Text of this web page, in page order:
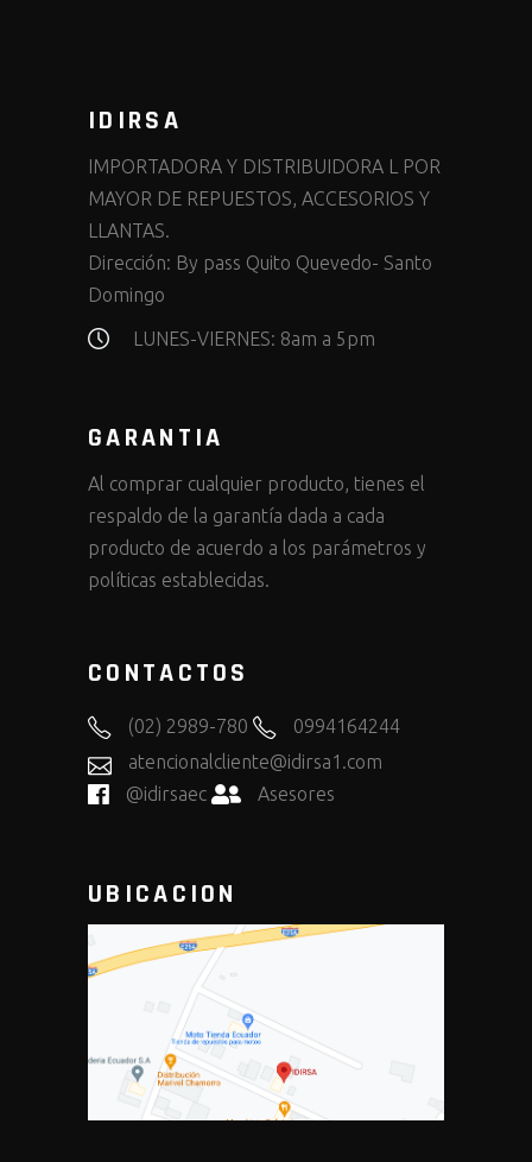
IDIRSA
IMPORTADORA Y DISTRIBUIDORA L POR
MAYOR DE REPUESTOS, ACCESORIOS Y
LLANTAS.
Dirección: By pass Quito Quevedo- Santo
Domingo
LUNES-VIERNES: 8am a 5pm
GARANTIA
Al comprar cualquier producto, tienes el
respaldo de la garantía dada a cada
producto de acuerdo a los parámetros y
políticas establecidas.
CONTACTOS
(02) 2989-780
0994164244
atencionalcliente@idirsa1.com
@idirsaec
Asesores
UBICACION